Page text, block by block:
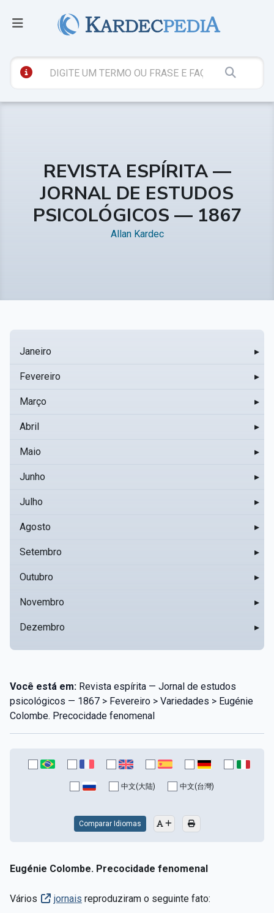
REVISTA ESPÍRITA —
JORNAL DE ESTUDOS
PSICOLÓGICOS — 1867
Allan Kardec
Janeiro ▸
Fevereiro ▸
Março ▸
Abril ▸
Maio ▸
Junho ▸
Julho ▸
Agosto ▸
Setembro ▸
Outubro ▸
Novembro ▸
Dezembro ▸
Você está em: Revista espírita — Jornal de estudos
psicológicos — 1867 > Fevereiro > Variedades > Eugénie
Colombe. Precocidade fenomenal
中文(大陆) 中文(台灣)
Comparar Idiomas
Eugénie Colombe. Precocidade fenomenal
Vários jornais reproduziram o seguinte fato: